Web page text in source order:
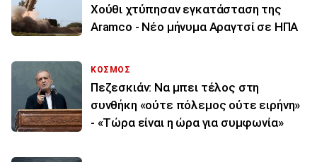
Χούθι χτύπησαν εγκατάσταση της
Aramco - Νέο μήνυμα Αραγτσί σε ΗΠΑ
ΚΟΣΜΟΣ
Πεζεσκιάν: Να μπει τέλος στη
συνθήκη «ούτε πόλεμος ούτε ειρήνη»
- «Τώρα είναι η ώρα για συμφωνία»